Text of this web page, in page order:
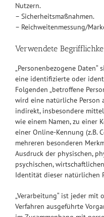
Nutzern.
– Sicherheitsmaßnahmen.
– Reichweitenmessung/
Verwendete
„Personenbezogene
eine identifizierte oder
Folgenden „betroffene
wird eine natürliche Person
indirekt, insbesondere
wie einem Namen, zu einer
einer Online-Kennung (z.B.
mehreren besonderen
Ausdruck der physischen,
psychischen,
Identität dieser natürlichen
„Verarbeitung“ ist jeder mit
Verfahren ausgeführte